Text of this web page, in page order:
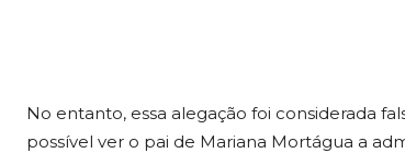
No entanto, essa alegação foi considerada
possível ver o pai de Mariana Mortágua a